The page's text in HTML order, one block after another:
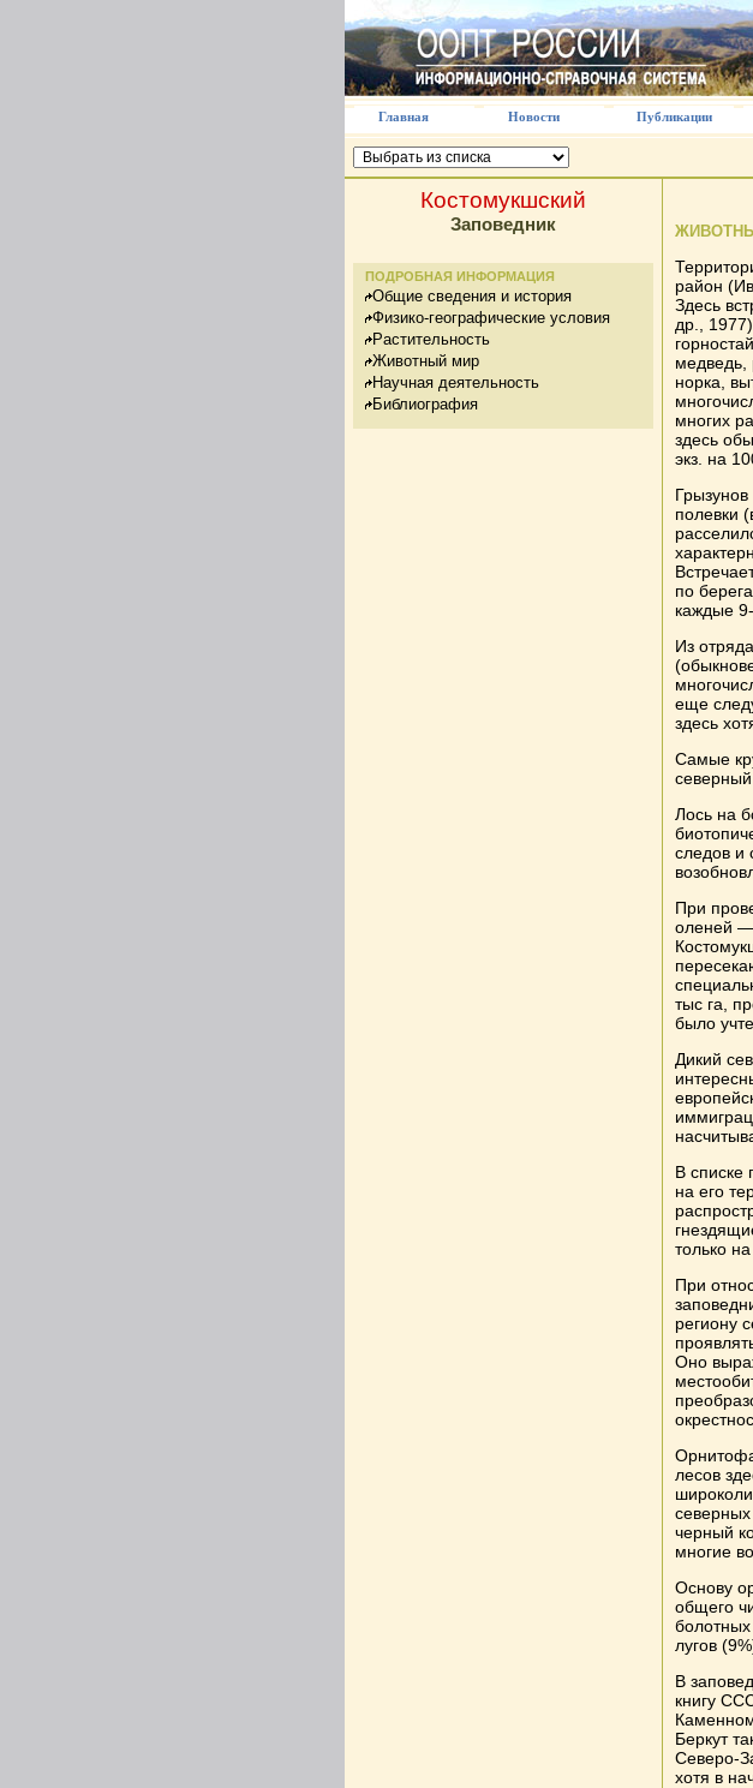
Главная Новости Публикации
Костомукшский
Заповедник
ПОДРОБНАЯ ИНФОРМАЦИЯ
Общие сведения и история
Физико-географические условия
Растительность
Животный мир
Научная деятельность
Библиография
район
Здесь
др.,
медведь,
норка,
многих
здесь
экз. на
полевки
по
каждые
Из
еще
здесь
Самые
северный
Лось на
следов и
При
оленей —
тыс га,
было
Дикий
В списке
на его
только
При
региону
Оно
лесов
северных
черный
многие
Основу
общего
лугов
В
книгу
Беркут
Северо-
хотя в